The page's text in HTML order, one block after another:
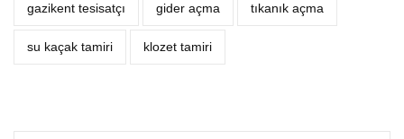
gazikent tesisatçı ‎gider açma tıkanık açma
su kaçak tamiri klozet tamiri